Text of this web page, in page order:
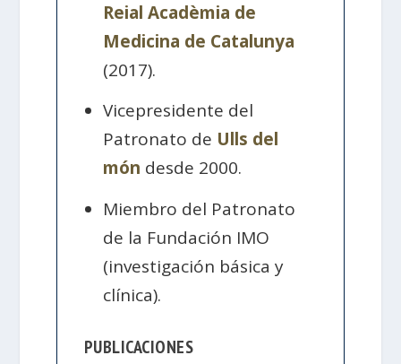
Reial Acadèmia de
Medicina de Catalunya
(2017).
Vicepresidente del
Patronato de Ulls del
món desde 2000.
Miembro del Patronato
de la Fundación IMO
(investigación básica y
clínica).
PUBLICACIONES